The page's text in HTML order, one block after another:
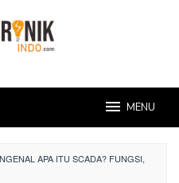
MENU
APA ITU SCADA? FUNGSI,